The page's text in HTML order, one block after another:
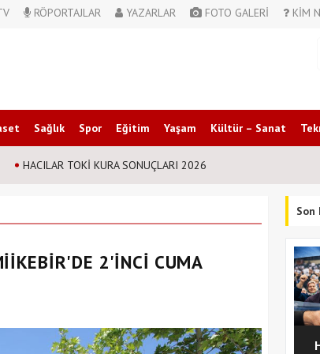
RÖPORTAJLAR YAZARLAR FOTO GALERİ KİM
Sağlık Spor Eğitim Yaşam Kültür – Sanat
Nursaçan Ailesinin Acı Günü
2'İNCİ CUMA
Son